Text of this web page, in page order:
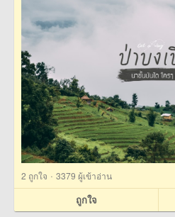
2 ถูกใจ · 3379 ผู้เข้าอ่าน
ถูกใจ